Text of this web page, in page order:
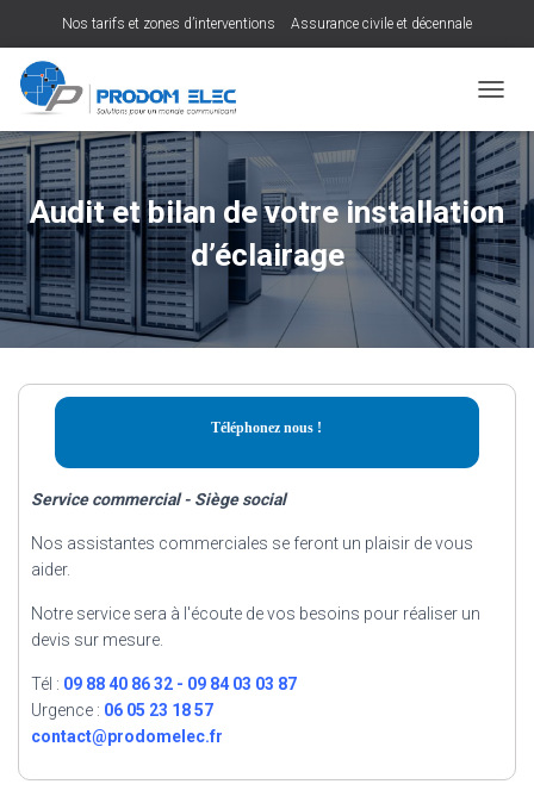
Nos tarifs et zones d’interventions Assurance civile et décennale
É
P
L
E
R
L
A
N
A
Audit et bilan de votre installation
d’éclairage
Téléphonez nous !
Service commercial - Siège social
Nos assistantes commerciales se feront un plaisir de vous
aider.
Notre service sera à l'écoute de vos besoins pour réaliser un
devis sur mesure.
Tél : 09 88 40 86 32 - 09 84 03 03 87
Urgence : 06 05 23 18 57
contact@prodomelec.fr